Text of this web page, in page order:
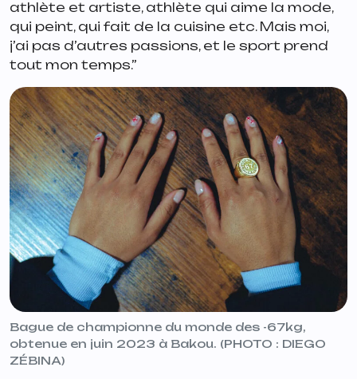
athlète et artiste, athlète qui aime la mode,
qui peint, qui fait de la cuisine etc. Mais moi,
j’ai pas d’autres passions, et le sport prend
tout mon temps.”
Bague de championne du monde des -67kg,
obtenue en juin 2023 à Bakou. (PHOTO : DIEGO
ZÉBINA)